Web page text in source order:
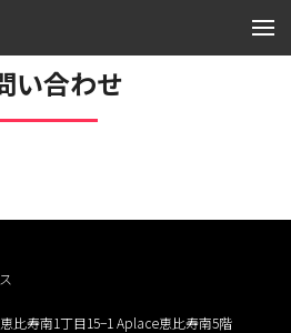
い合わせ
比寿南1丁目15−1 Aplace恵比寿南5階